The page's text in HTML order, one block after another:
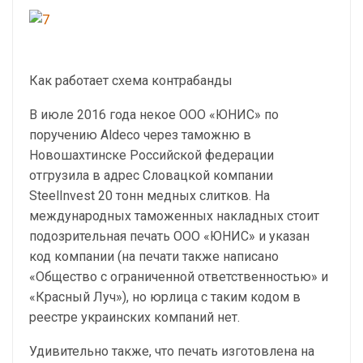
Как работает схема контрабанды
В июле 2016 года некое ООО «ЮНИС» по
поручению Аldeco через таможню в
Новошахтинске Российской федерации
отгрузила в адрес Словацкой компании
SteelInvest 20 тонн медных слитков. На
международных таможенных накладных стоит
подозрительная печать ООО «ЮНИС» и указан
код компании (на печати также написано
«Общество с ограниченной ответственностью» и
«Красный Луч»), но юрлица с таким кодом в
реестре украинских компаний нет.
Удивительно также, что печать изготовлена на